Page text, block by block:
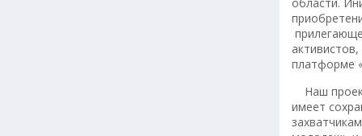
платформе
Наш
имеет